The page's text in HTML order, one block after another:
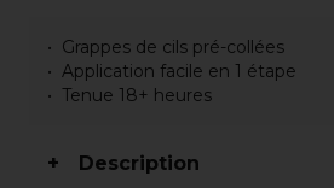
Grappes de cils pré-collées
Application facile en 1 étape
Tenue 18+ heures
Description